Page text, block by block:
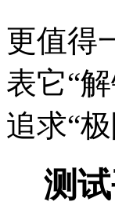
更值得
表它“
追求“
测